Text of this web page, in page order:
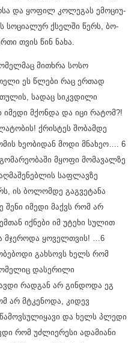
და ყო­ფილ კო­ლე­გას ემო­ცი­უ­
სო­ცი­ა­ლურ ქსელ­ში წერს, ბო­
თვის წინ ნახა.
მითხრა სოსო
ეს წლები რაც ერთად
სადაც სიკვდილი
მქონდა და იცი რატომ?!
ქრისტეს შობამდე
ხეობიდან მოდი მნახეო…. 6
მყოფი მომავალზე
საფლავზე
ის ბოლომდე გაგვეტანა
შენი იმედი მაქვს რომ არ
იქნები იმ უტეხი სულით
მჯეროდა ყოველთვის! …6
გახსოვს ხელს რომ
დასერილი
რადგან არ გინდოდა ეგ
არ მტკენოდა, კიდევ
და ხელს პლედი
რომ უძლიერესი ადამიანი